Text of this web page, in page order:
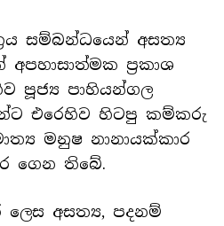
සම්බන්ධයෙන් අසත්‍ය
ප්‍රකාශ
පූජ්‍ය පාහියන්ගල
එරෙහිව හිටපු කම්කරු
මනුෂ නානායක්කාර
ගෙන තිබේ.
අසත්‍ය, පදනම්